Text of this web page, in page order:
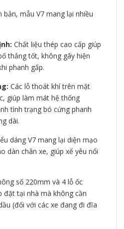
mẫu V7 mang lại nhiều
Chất liệu thép cao cấp giúp
thắng tốt, không gây hiện
phanh gấp.
Các lỗ thoát khí trên mặt
giúp làm mát hệ thống
tình trạng bó cứng phanh
dài.
dáng V7 mang lại diện mạo
dàn chân xe, giúp xế yêu nổi
số 220mm và 4 lỗ ốc
đặt tại nhà mà không cần
(đối với các xe đang đi đĩa